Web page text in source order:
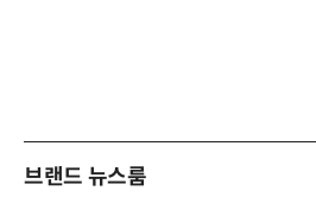
브랜드 뉴스룸